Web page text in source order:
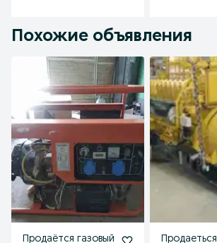
Похожие объявления
Продаётся газовый Продаеться